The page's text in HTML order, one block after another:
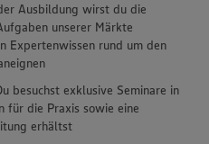
Ausbildung wirst du die
unserer Märkte
Expertenwissen rund um den
besuchst exklusive Seminare in
für die Praxis sowie eine
erhältst